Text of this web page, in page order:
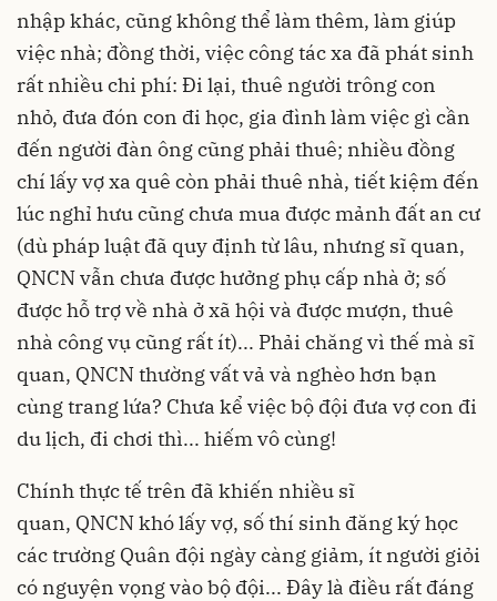
nhập khác, cũng không thể làm thêm, làm giúp
việc nhà; đồng thời, việc công tác xa đã phát sinh
rất nhiều chi phí: Đi lại, thuê người trông con
nhỏ, đưa đón con đi học, gia đình làm việc gì cần
đến người đàn ông cũng phải thuê; nhiều đồng
chí lấy vợ xa quê còn phải thuê nhà, tiết kiệm đến
lúc nghỉ hưu cũng chưa mua được mảnh đất an cư
(dù pháp luật đã quy định từ lâu, nhưng sĩ quan,
QNCN vẫn chưa được hưởng phụ cấp nhà ở; số
được hỗ trợ về nhà ở xã hội và được mượn, thuê
nhà công vụ cũng rất ít)... Phải chăng vì thế mà sĩ
quan, QNCN thường vất vả và nghèo hơn bạn
cùng trang lứa? Chưa kể việc bộ đội đưa vợ con đi
du lịch, đi chơi thì... hiếm vô cùng!
Chính thực tế trên đã khiến nhiều sĩ
quan, QNCN khó lấy vợ, số thí sinh đăng ký học
các trường Quân đội ngày càng giảm, ít người giỏi
có nguyện vọng vào bộ đội... Đây là điều rất đáng